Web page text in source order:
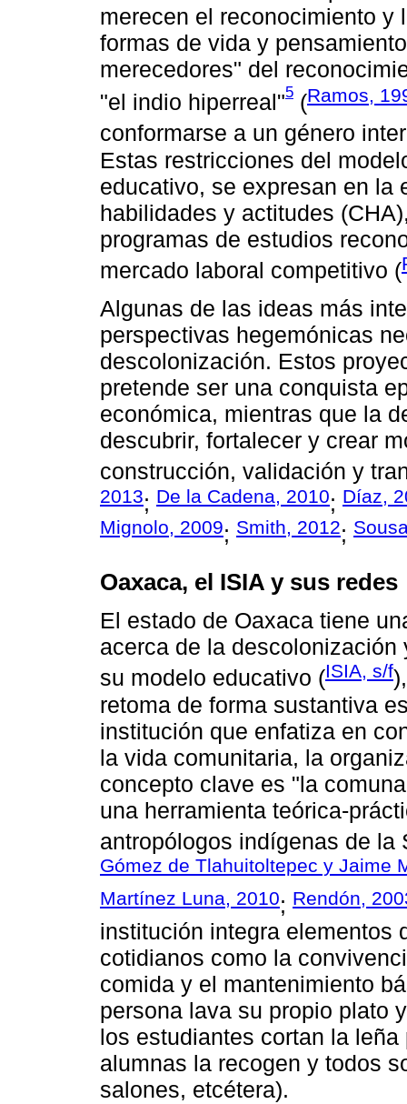
merecen el reconocimiento y
formas de vida y
merecedores" del
"el indio hiperreal"5 (Ramos,
conformarse a un género
Estas restricciones del
educativo, se expresan en la
habilidades y actitudes
programas de estudios
mercado laboral competitivo (
Algunas de las ideas más
perspectivas hegemónicas
descolonización. Estos
pretende ser una conquista
económica, mientras que la
descubrir, fortalecer y crear
construcción, validación y
2013; De la Cadena, 2010; Díaz,
Mignolo, 2009; Smith, 2012;
Oaxaca, el ISIA y sus redes
El estado de Oaxaca tiene
acerca de la
su modelo educativo (ISIA, s/f
retoma de forma sustantiva
institución que enfatiza en
la vida comunitaria, la
concepto clave es "la
una herramienta teórica-
antropólogos indígenas de
Gómez de Tlahuitoltepec y Jaime
Martínez Luna, 2010; Rendón,
institución integra elementos
cotidianos como la
comida y el mantenimiento
persona lava su propio plato
los estudiantes cortan la
alumnas la recogen y todos
salones, etcétera).